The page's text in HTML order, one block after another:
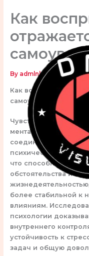
content
Как
By admlnlx/December
Как восприятие
самоуверенность
Чувство контроля
ментальных нужд
соединена с мерой
психическим
что способны
обстоятельства и
более стабильной к
влияниям.
психологии
внутреннего
устойчивость к
задач и общую